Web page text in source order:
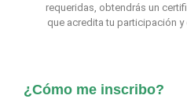
requeridas, obtendrás un
que acredita tu participación
¿Cómo me inscribo?